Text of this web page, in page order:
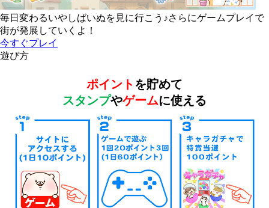
毎日変わるいやしばいぬを見に行こう♪さらにゲームプレイで
街が発展していくよ！
今すぐプレイ
遊び方
ポイント を貯めて
スタンプやゲームに使える